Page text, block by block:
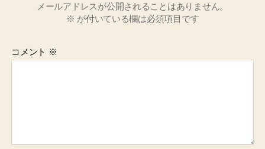
メールアドレスが公開されることはありません。
※ が付いている欄は必須項目です
コメント ※